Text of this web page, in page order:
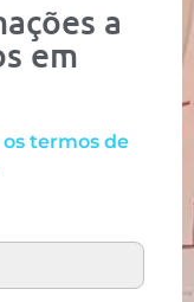
a
em
termos de